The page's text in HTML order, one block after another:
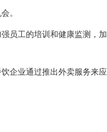
。
员工的培训和健康监测，
企业通过推出外卖服务来